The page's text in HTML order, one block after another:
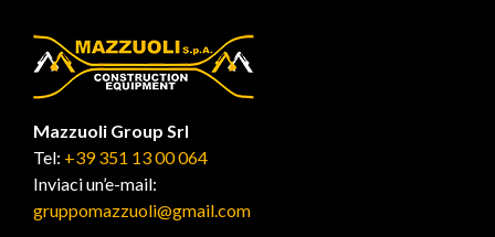
Mazzuoli Group Srl
Tel: +39 351 13 00 064
Inviaci un’e-mail:
gruppomazzuoli@gmail.com